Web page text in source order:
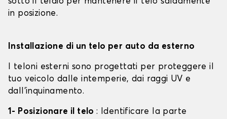
in posizione.
Installazione di un telo per auto da esterno
I teloni esterni sono progettati per proteggere il
tuo veicolo dalle intemperie, dai raggi UV e
dall'inquinamento.
1- Posizionare il telo: Identificare la parte